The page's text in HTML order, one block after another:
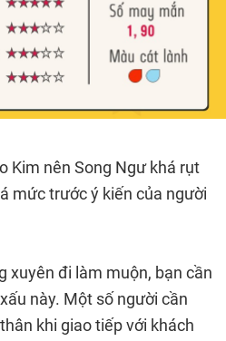
Kim nên Song Ngư khá rụt
mức trước ý kiến của người
xuyên đi làm muộn, bạn cần
này. Một số người cần
khi giao tiếp với khách